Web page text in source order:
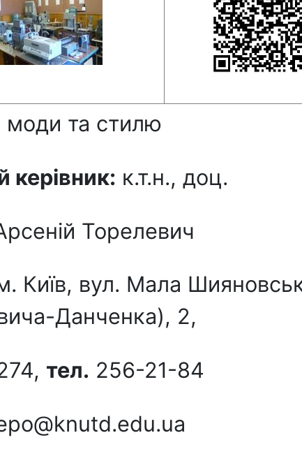
моди та стилю
керівник: к.т.н., доц.
Торелевич
Київ, вул. Мала
Данченка), 2,
тел. 256-21-84